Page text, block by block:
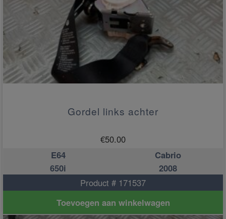
Gordel links achter
€50.00
E64
Cabrio
650i
2008
Product # 171537
Toevoegen aan winkelwagen